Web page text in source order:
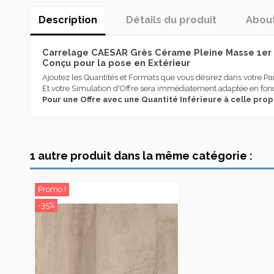
Description Détails du produit
Carrelage CAESAR Grès Cérame Pleine Masse 1er
Conçu pour la pose en Extérieur
Ajoutez les Quantités et Formats que vous désirez dans votre
Et votre Simulation d'Offre sera immédiatement adaptée en
Pour une Offre avec une Quantité Inférieure à celle
Série
En stock
État
Nouveau produit
Caesar se distingue depuis sa création pour sa spécialisation
en mesure de satisfaire divers segments de marché et est
concepteur.
Caesar a toujours massivement investi dans la recherche, le
personnes et de l’environnement, pour des destinations
Aujourd’hui Caesar, avec une production annuelle de plus de
exporte dans plus de 90 pays et est présente avec ses propres
1 autre produit dans la même catégorie :
Promo !
-35%